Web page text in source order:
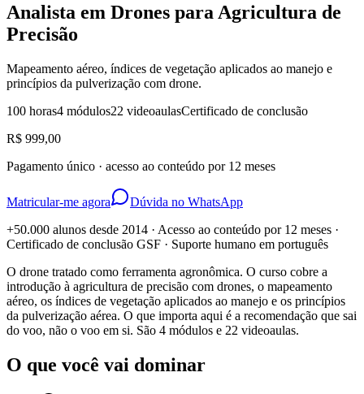
Analista em Drones para Agricultura de
Precisão
Mapeamento aéreo, índices de vegetação aplicados ao manejo e
princípios da pulverização com drone.
100 horas4 módulos22 videoaulasCertificado de conclusão
R$ 999,00
Pagamento único · acesso ao conteúdo por 12 meses
Matricular-me agora
Dúvida no WhatsApp
+50.000 alunos desde 2014 · Acesso ao conteúdo por 12 meses ·
Certificado de conclusão GSF · Suporte humano em português
O drone tratado como ferramenta agronômica. O curso cobre a
introdução à agricultura de precisão com drones, o mapeamento
aéreo, os índices de vegetação aplicados ao manejo e os princípios
da pulverização aérea. O que importa aqui é a recomendação que sai
do voo, não o voo em si. São 4 módulos e 22 videoaulas.
O que você vai dominar